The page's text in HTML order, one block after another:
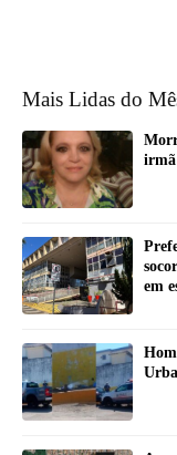
Mais Lidas do
irmã
em